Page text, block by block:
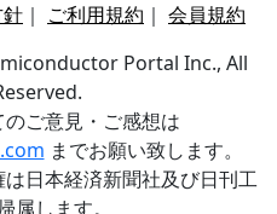
｜ ご利用規約 ｜ 会員規約
Portal Inc., All
ご意見・ご感想は
までお願い致します。
は日本経済新聞社及び日刊工
属します。